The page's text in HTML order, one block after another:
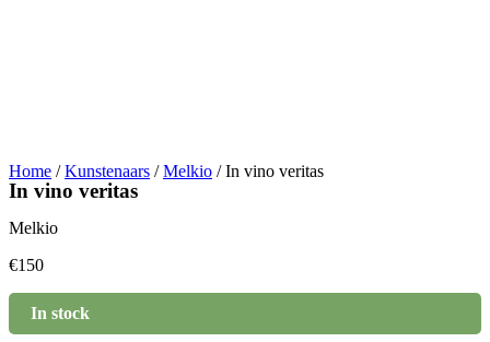
Home /Kunstenaars /Melkio / In vino veritas
In vino veritas
Melkio
€150
In stock